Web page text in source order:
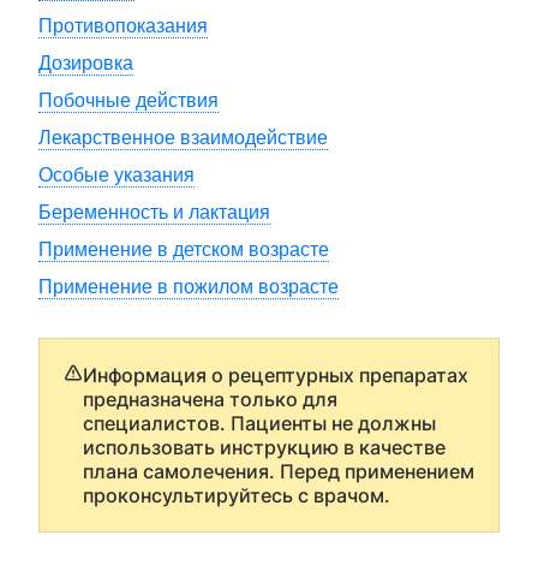
Противопоказания
Дозировка
Побочные действия
Лекарственное взаимодействие
Особые указания
Беременность и лактация
Применение в детском возрасте
Применение в пожилом возрасте
Информация о рецептурных препаратах
предназначена только для
специалистов. Пациенты не должны
использовать инструкцию в качестве
плана самолечения. Перед применением
проконсультируйтесь с врачом.